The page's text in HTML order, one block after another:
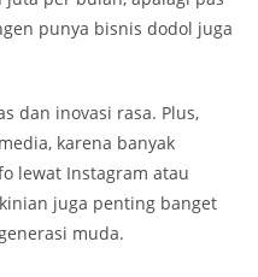
punya bisnis dodol juga
dan inovasi rasa. Plus,
karena banyak
lewat Instagram atau
juga penting banget
muda.